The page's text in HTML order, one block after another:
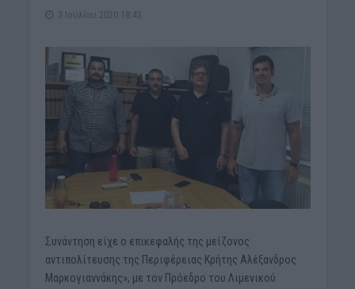
3 Ιουλίου 2020 18:43
Συνάντηση είχε ο επικεφαλής της μείζονος
αντιπολίτευσης της Περιφέρειας Κρήτης Αλέξανδρος
Μαρκογιαννάκης», με τον Πρόεδρο του Λιμενικού